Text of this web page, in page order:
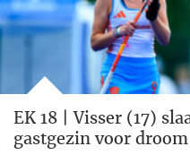
EK 18 | Visser (17)
gastgezin voor droom